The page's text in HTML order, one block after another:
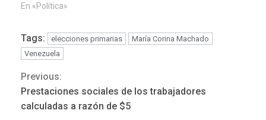
En «Política»
Tags: elecciones primarias
María Corina Machado
Venezuela
Continue
Reading
Previous:
Prestaciones sociales de los trabajadores
calculadas a razón de $5
POLÍTICA
TITULARES
ÚLTIMA HORA